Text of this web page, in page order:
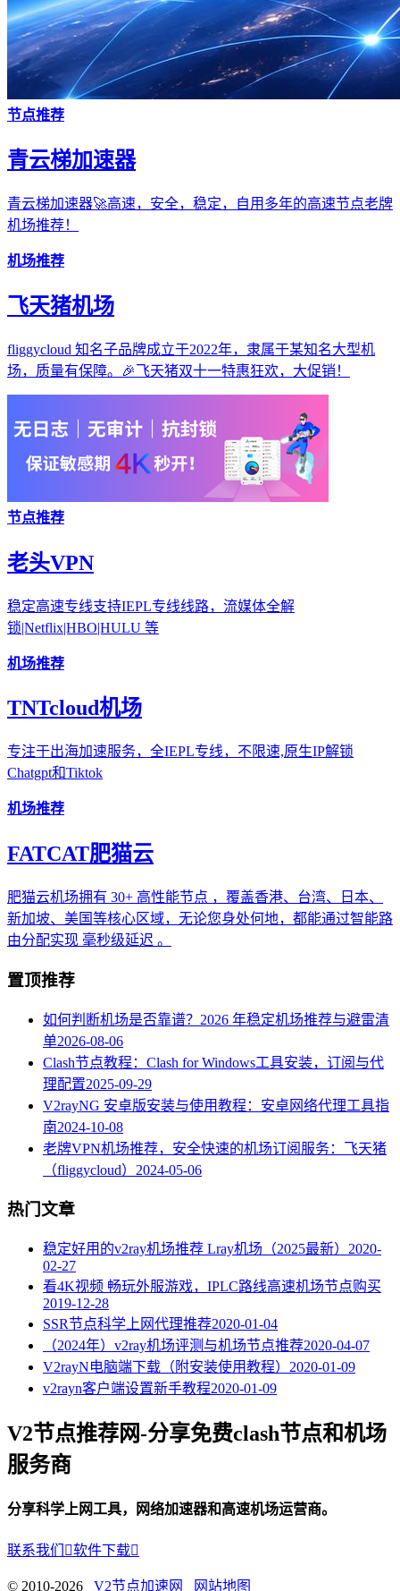
节点推荐
青云梯加速器
青云梯加速器🚀高速，安全，稳定，自用多年的高速节点老牌
机场推荐！
机场推荐
飞天猪机场
fliggycloud 知名子品牌成立于2022年，隶属于某知名大型机
场，质量有保障。🎉飞天猪双十一特惠狂欢，大促销！
节点推荐
老头VPN
稳定高速专线支持IEPL专线线路，流媒体全解
锁|Netflix|HBO|HULU 等
机场推荐
TNTcloud机场
专注于出海加速服务，全IEPL专线，不限速,原生IP解锁
Chatgpt和Tiktok
机场推荐
FATCAT肥猫云
肥猫云机场拥有 30+ 高性能节点 ，覆盖香港、台湾、日本、
新加坡、美国等核心区域，无论您身处何地，都能通过智能路
由分配实现 毫秒级延迟 。
置顶推荐
如何判断机场是否靠谱？2026 年稳定机场推荐与避雷清
单2026-08-06
Clash节点教程：Clash for Windows工具安装，订阅与代
理配置2025-09-29
V2rayNG 安卓版安装与使用教程：安卓网络代理工具指
南2024-10-08
老牌VPN机场推荐，安全快速的机场订阅服务：飞天猪
（fliggycloud） 2024-05-06
热门文章
稳定好用的v2ray机场推荐 Lray机场（2025最新） 2020-
02-27
看4K视频 畅玩外服游戏，IPLC路线高速机场节点购买
2019-12-28
SSR节点科学上网代理推荐2020-01-04
（2024年）v2ray机场评测与机场节点推荐2020-04-07
V2rayN电脑端下载（附安装使用教程） 2020-01-09
v2rayn客户端设置新手教程2020-01-09
V2节点推荐网-分享免费clash节点和机场
服务商
分享科学上网工具，网络加速器和高速机场运营商。
联系我们 软件下载
© 2010-2026 V2节点加速网 网站地图